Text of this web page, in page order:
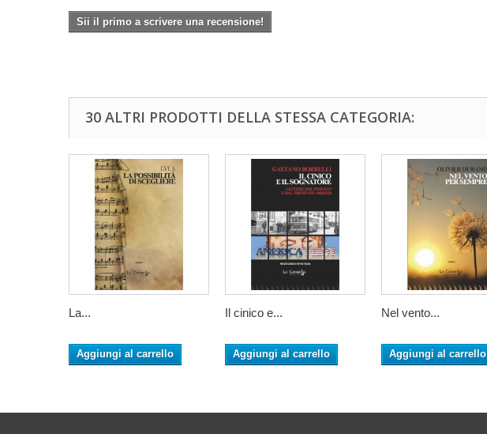
Sii il primo a scrivere una recensione!
30 ALTRI PRODOTTI DELLA STESSA CATEGORIA:
La...
Aggiungi al carrello
Il cinico e...
Aggiungi al carrello
Nel vento...
Aggiungi al carrello